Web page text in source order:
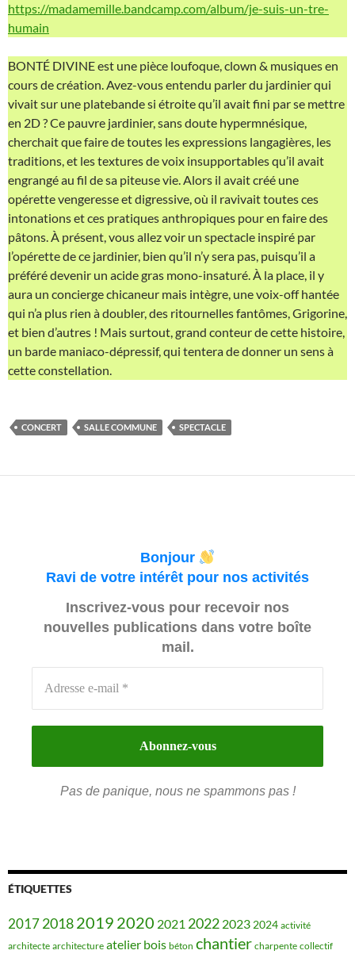
https://madamemille.bandcamp.com/album/je-suis-un-tre-
humain
BONTÉ DIVINE est une pièce loufoque, clown & musiques en
cours de création. Avez-vous entendu parler du jardinier qui
vivait sur une platebande si étroite qu’il avait fini par se mettre
en 2D ? Ce pauvre jardinier, sans doute hypermnésique,
cherchait que faire de toutes les expressions langagières, les
traditions, et les textures de voix insupportables qu’il avait
engrangé au fil de sa piteuse vie. Alors il avait créé une
opérette vengeresse et digressive, où il ravivait toutes ces
intonations et ces pratiques anthropiques pour en faire des
pâtons. À présent, vous allez voir un spectacle inspiré par
l’opérette de ce jardinier, bien qu’il n’y sera pas, puisqu’il a
préféré devenir un acide gras mono-insaturé. À la place, il y
aura un concierge chicaneur mais intègre, une voix-off hantée
qui n’a plus rien à doubler, des ritournelles fantômes, Grigorine,
et bien d’autres ! Mais surtout, grand conteur de cette histoire,
un barde maniaco-dépressif, qui tentera de donner un sens à
cette constellation.
CONCERT SALLE COMMUNE SPECTACLE
Bonjour
Ravi de votre intérêt pour nos activités
Inscrivez-vous pour recevoir nos
nouvelles publications dans votre boîte
mail.
Pas de panique, nous ne spammons pas !
ÉTIQUETTES
201720182019 2020 2021 2022 2023 2024 activité
architecte architecture atelier bois béton chantier charpente collectif